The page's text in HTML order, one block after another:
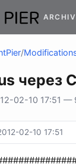
/
через
02-10 17:51 —
02-10 17:51